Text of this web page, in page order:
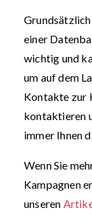
einer
wichtig und
um auf dem
Kontakte zur
kontaktieren
immer Ihnen
Wenn Sie
Kampagnen
unseren